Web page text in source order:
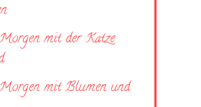
mit der Katze
mit Blumen und